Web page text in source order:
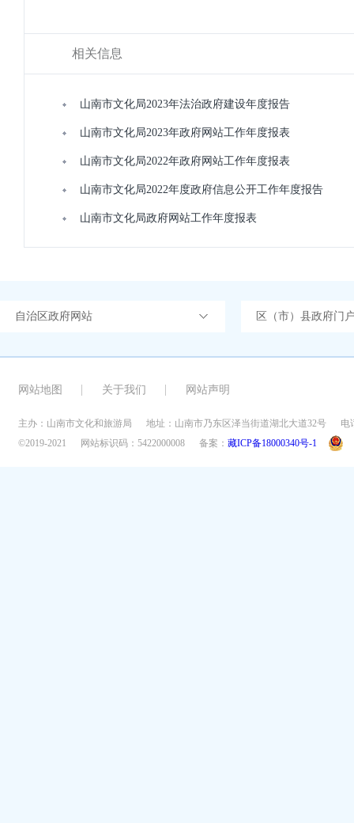
相关信息
山南市文化局2023年法治政府建设年度报告
山南市文化局2023年政府网站工作年度报表
山南市文化局2022年政府网站工作年度报表
山南市文化局2022年度政府信息公开工作年度报告
山南市文化局政府网站工作年度报表
自治区政府网站 区（市）县政府门
网站地图 关于我们 网站声明
主办：山南市文化和旅游局 地址：山南市乃东区泽当街道湖北大道32号
电
©2019-2021
网站标识码：5422000008 备案： 藏ICP备18000340号-1